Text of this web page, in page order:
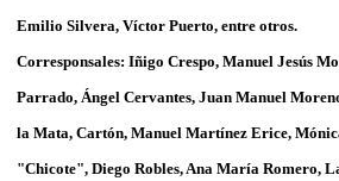
Emilio Silvera, Víctor Puerto, entre otros.
Corresponsales: Iñigo Crespo, Manuel Jesús
Parrado, Ángel Cervantes, Juan Manuel
la Mata, Cartón, Manuel Martínez Erice,
"Chicote", Diego Robles, Ana María Romero,